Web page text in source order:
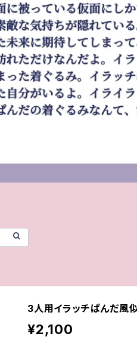
3人用イラッチぱんだ風
¥2,100